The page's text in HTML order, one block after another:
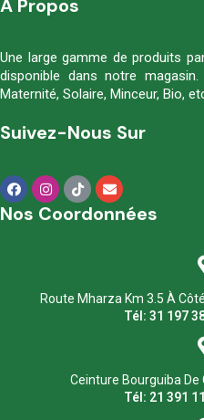
A Propos
Une large gamme de produits
disponible dans notre
Maternité, Solaire, Minceur, Bio,
Suivez-Nous Sur
Nos Coordonnées
Route Mharza Km 3.5 À
Tél: 31 197
Ceinture Bourguiba De
Tél: 21 391